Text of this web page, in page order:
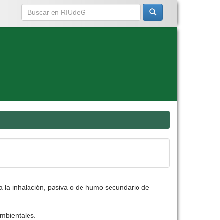
la inhalación, pasiva o de humo secundario de